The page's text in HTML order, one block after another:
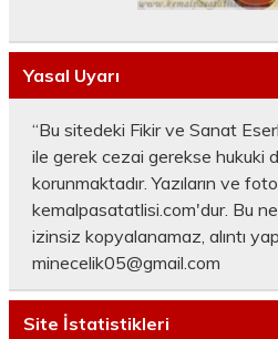
Yasal Uyarı
“Bu sitedeki Fikir ve Sanat
ile gerek cezai gerekse hukuki
korunmaktadır. Yazıların ve
kemalpasatatlisi.com'dur. Bu
izinsiz kopyalanamaz, alıntı
minecelik05@gmail.com
Site İstatistikleri